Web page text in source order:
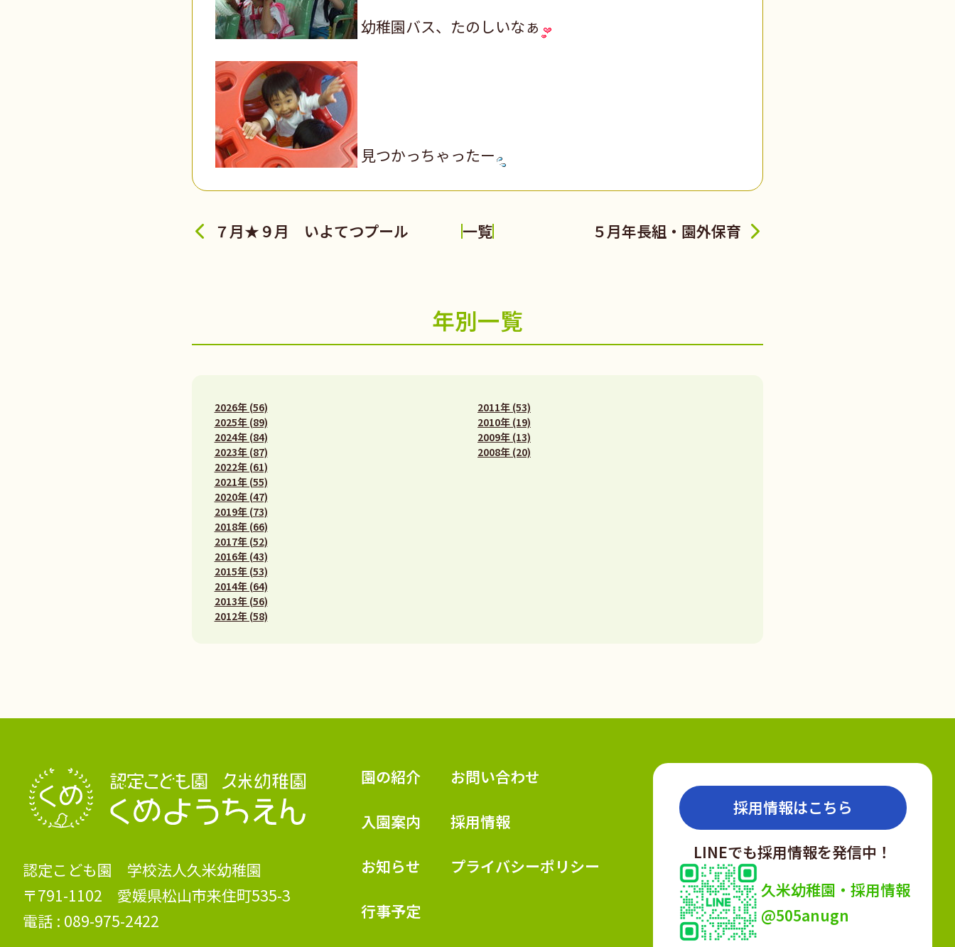
幼稚園バス、たのしいなぁ
見つかっちゃったー
７月★９月 いよてつプール 一覧 ５月年長組・園外保育
年別一覧
2026年 (56)
2025年 (89)
2024年 (84)
2023年 (87)
2022年 (61)
2021年 (55)
2020年 (47)
2019年 (73)
2018年 (66)
2017年 (52)
2016年 (43)
2015年 (53)
2014年 (64)
2013年 (56)
2012年 (58)
2011年 (53)
2010年 (19)
2009年 (13)
2008年 (20)
認定こども園 学校法人久米幼稚園
認定こども園 学校法人久米幼稚園
〒791-1102 愛媛県松山市来住町535-3
電話 : 089-975-2422
園の紹介
入園案内
お知らせ
行事予定
お問い合わせ
採用情報
プライバシーポリシー
採用情報はこちら
LINEでも採用情報を発信中！
久米幼稚園・採用情報
@505anugn